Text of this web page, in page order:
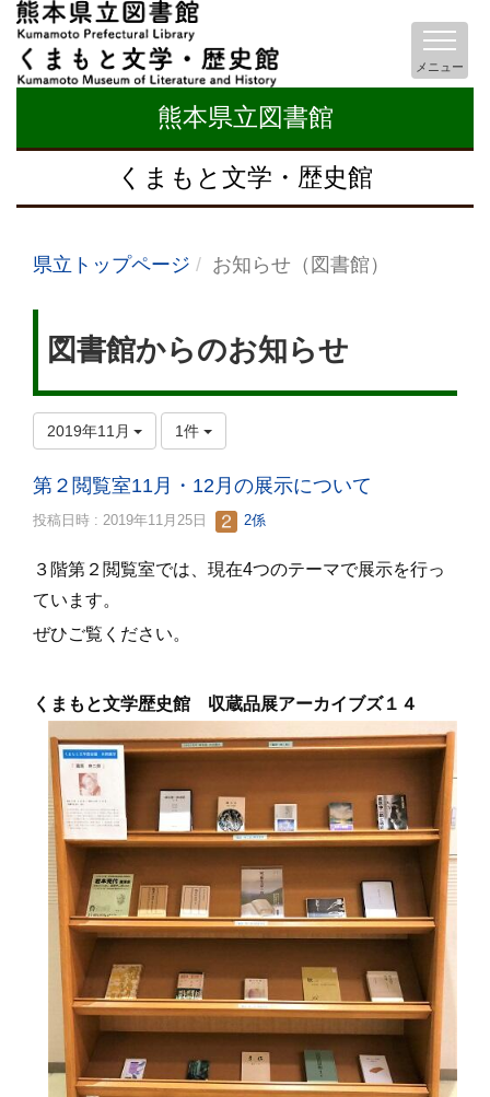
熊本県立図書館
くまもと文学・歴史館
メニュー
県立トップページ お知らせ（図書館）
図書館からのお知らせ
2019年11月 1件
第２閲覧室11月・12月の展示について
投稿日時 : 2019年11月25日 2係
３階第２閲覧室では、現在4つのテーマで展示を行っ
ています。
ぜひご覧ください。
くまもと文学歴史館 収蔵品展アーカイブズ１４